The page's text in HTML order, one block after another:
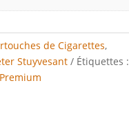
de Cigarettes,
Stuyvesant
Étiquettes :